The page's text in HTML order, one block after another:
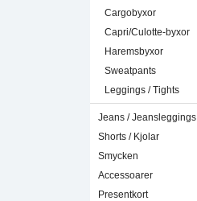
Cargobyxor
Capri/Culotte-byxor
Haremsbyxor
Sweatpants
Leggings / Tights
Jeans / Jeansleggings
Shorts / Kjolar
Smycken
Accessoarer
Presentkort